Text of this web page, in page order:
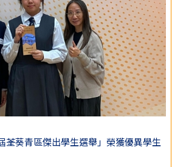
荃葵青區傑出學生選舉」榮獲優異學生